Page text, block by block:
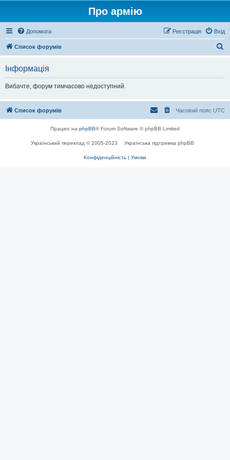
Про армію
Допомога Вхід
Реєстрація
Список форумів
Інформація
Вибачте, форум тимчасово недоступний.
Список форумів Часовий пояс UTC
Працює на phpBB® Forum Software © phpBB Limited
Український переклад © 2005-2023 Українська підтримка phpBB
Конфіденційність | Умови